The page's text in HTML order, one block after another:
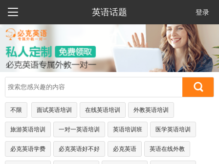
 英语话题 登录
不限 面试英语培训 在线英语培训 外教英语培训
旅游英语培训 一对一英语培训 英语培训班 医学英语培训
必克英语学费 必克英语好不好 必克英语 英语在线外教